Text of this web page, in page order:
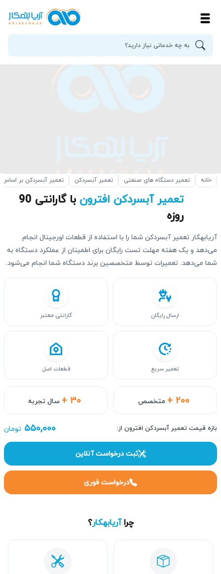
خانه تعمیر دستگاه های صنعتی تعمیر آبسردکن تعمیر آبسردکن بر اساس
تعمیر آبسردکن افترون
با گارانتی 90
روزه
آریابهکار تعمیر آبسردکن شما را با استفاده از قطعات اورجینال انجام
می‌دهد و یک هفته مهلت تست رایگان برای اطمینان از عملکرد دستگاه به
شما می‌دهد. تعمیرات توسط متخصصین برند دستگاه شما انجام می‌شود.
+ ۲۰۰ متخصص + ۳۰ سال تجربه
ارسال رایگان گارانتی معتبر
تعمیر سریع قطعات اصل
بازه قیمت تعمیر آبسردکن افترون از: ۵۵۰,۰۰۰ تومان
ثبت درخواست آنلاین
درخواست فوری
چراآریابهکار؟